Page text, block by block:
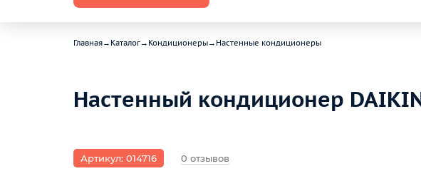
Главная→ Каталог→ Кондиционеры→ Настенные кондиционеры
Настенный кондиционер DAIKIN
Артикул: 014716 0 отзывов